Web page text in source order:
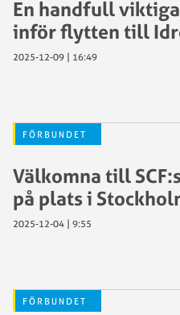
En handfull
inför flytten till
2025-12-09 | 16:49
FÖRBUNDET
Välkomna till
på plats i
2025-12-04 | 9:55
FÖRBUNDET